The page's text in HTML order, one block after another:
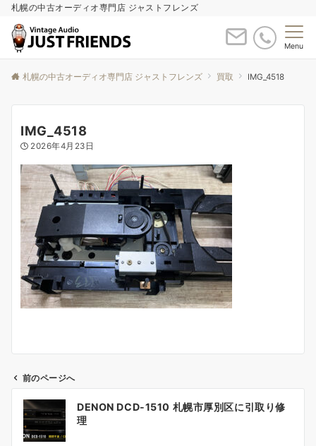
札幌の中古オーディオ専門店 ジャストフレンズ
Menu
札幌の中古オーディオ専門店 ジャストフレンズ 買取 IMG_4518
IMG_4518
2026年4月23日
前のページへ
DENON DCD-1510 札幌市厚別区に引取り修
理